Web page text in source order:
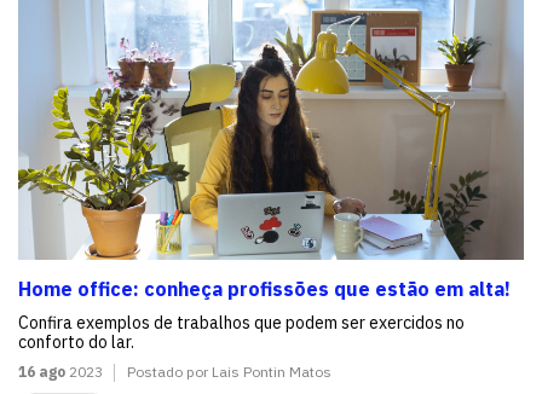
Home office: conheça profissões que estão em alta!
Confira exemplos de trabalhos que podem ser exercidos no
conforto do lar.
16 ago 2023 Postado por Lais Pontin Matos